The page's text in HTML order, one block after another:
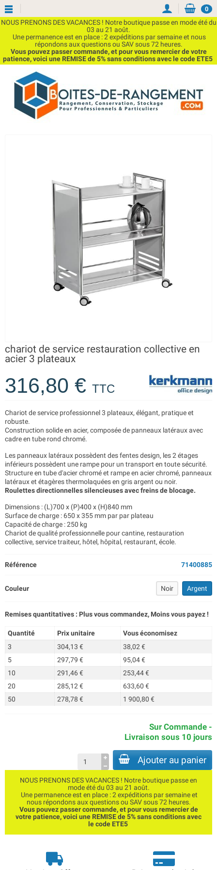
NOUS PRENONS DES VACANCES ! Notre boutique passe en mode été du
03 au 21 août.
Une permanence est en place : 2 expéditions par semaine et nous
répondons aux questions ou SAV sous 72 heures.
Vous pouvez passer commande, et pour vous remercier de votre
patience, voici une REMISE de 5% sans conditions avec le code ETE5
0
chariot de service restauration collective en
acier 3 plateaux
316,80 € TTC
Chariot de service professionnel 3 plateaux, élégant, pratique et
robuste.
Construction solide en acier, composée de panneaux latéraux avec
cadre en tube rond chromé.
Les panneaux latéraux possèdent des fentes design, les 2 étages
inférieurs possèdent une rampe pour un transport en toute sécurité.
Structure en tube d'acier chromé et rampe en acier chromé, panneaux
latéraux et étagères thermolaquées en gris argent ou noir.
Roulettes directionnelles silencieuses avec freins de blocage.
Dimensions : (L)700 x (P)400 x (H)840 mm
Surface de charge : 650 x 355 mm par par plateau
Capacité de charge : 250 kg
Chariot de qualité professionnelle pour cantine, restauration
collective, service traiteur, hôtel, hôpital, restaurant, école.
Référence 71400885
Couleur Noir Argent
Remises quantitatives : Plus vous commandez, Moins vous payez !
Quantité Prix unitaire
Vous économisez
3
304,13 €
38,02 €
5
297,79 €
95,04 €
10
291,46 €
253,44 €
20
285,12 €
633,60 €
50
278,78 € 1 900,80 €
Sur Commande -
Livraison sous 10 jours
Ajouter au panier
NOUS PRENONS DES VACANCES ! Notre boutique passe en
mode été du 03 au 21 août.
Une permanence est en place : 2 expéditions par semaine et
nous répondons aux questions ou SAV sous 72 heures.
Vous pouvez passer commande, et pour vous remercier de
votre patience, voici une REMISE de 5% sans conditions avec
le code ETE5